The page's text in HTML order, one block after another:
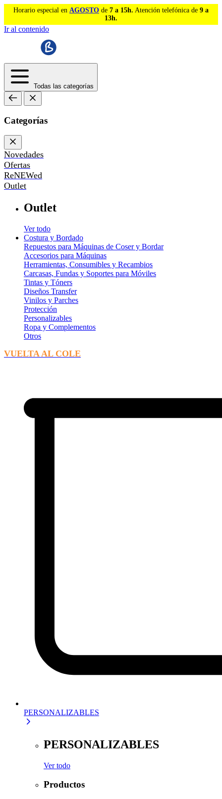
Horario especial en AGOSTO de 7 a 15h. Atención telefónica de 9 a
13h.
Ir al contenido
Todas las categorías
Categorías
Novedades
Ofertas
ReNEWed
Outlet
Outlet
Ver todo
Costura y Bordado
Repuestos para Máquinas de Coser y Bordar
Accesorios para Máquinas
Herramientas, Consumibles y Recambios
Carcasas, Fundas y Soportes para Móviles
Tintas y Tóners
Diseños Transfer
Vinilos y Parches
Protección
Personalizables
Ropa y Complementos
Otros
VUELTA AL COLE
PERSONALIZABLES
PERSONALIZABLES
Ver todo
Productos